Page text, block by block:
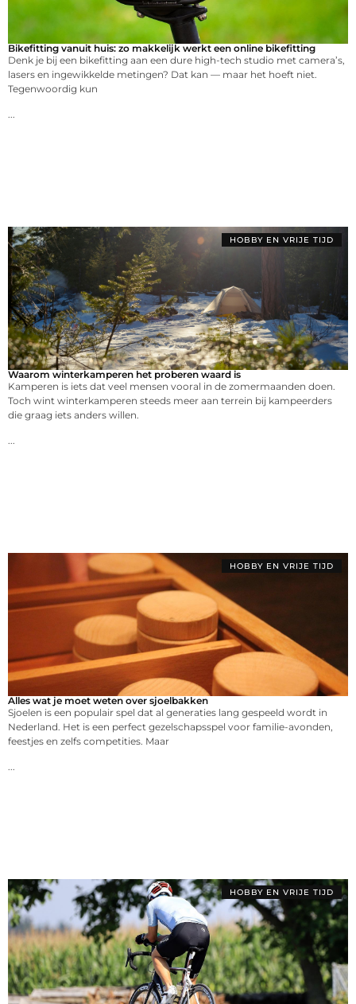
Bikefitting vanuit huis: zo makkelijk werkt een online bikefitting
Denk je bij een bikefitting aan een dure high-tech studio met camera’s,
lasers en ingewikkelde metingen? Dat kan — maar het hoeft niet.
Tegenwoordig kun
...
HOBBY EN VRIJE TIJD
Waarom winterkamperen het proberen waard is
Kamperen is iets dat veel mensen vooral in de zomermaanden doen.
Toch wint winterkamperen steeds meer aan terrein bij kampeerders
die graag iets anders willen.
...
HOBBY EN VRIJE TIJD
Alles wat je moet weten over sjoelbakken
Sjoelen is een populair spel dat al generaties lang gespeeld wordt in
Nederland. Het is een perfect gezelschapsspel voor familie-avonden,
feestjes en zelfs competities. Maar
...
HOBBY EN VRIJE TIJD